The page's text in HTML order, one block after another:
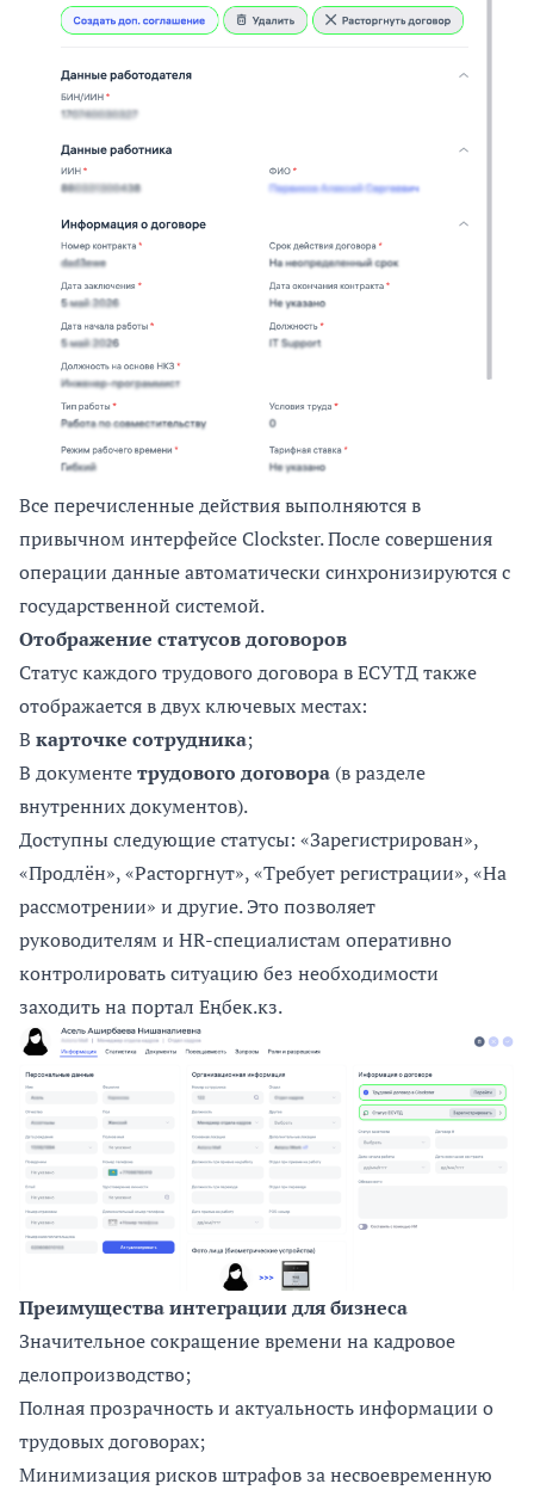
Все перечисленные действия выполняются в
привычном интерфейсе Clockster. После совершения
операции данные автоматически синхронизируются с
государственной системой.
Отображение статусов договоров
Статус каждого трудового договора в ЕСУТД также
отображается в двух ключевых местах:
В карточке сотрудника;
В документетрудового договора (в разделе
внутренних документов).
Доступны следующие статусы: «Зарегистрирован»,
«Продлён», «Расторгнут», «Требует регистрации», «На
рассмотрении» и другие. Это позволяет
руководителям и HR-специалистам оперативно
контролировать ситуацию без необходимости
заходить на портал Еңбек.кз.
Преимущества интеграции для бизнеса
Значительное сокращение времени на кадровое
делопроизводство;
Полная прозрачность и актуальность информации о
трудовых договорах;
Минимизация рисков штрафов за несвоевременную